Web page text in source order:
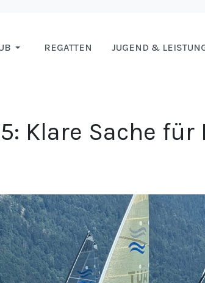
REGATTEN JUGEND &
Klare Sache für